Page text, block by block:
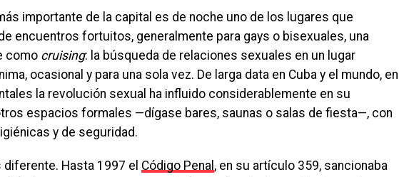
importante de la capital es de noche uno de los lugares que
encuentros fortuitos, generalmente para gays o bisexuales, una
como cruising: la búsqueda de relaciones sexuales en un lugar
ocasional y para una sola vez. De larga data en Cuba y el mundo, en
la revolución sexual ha influido considerablemente en su
espacios formales —dígase bares, saunas o salas de fiesta—, con
y de seguridad.
diferente. Hasta 1997 el Código Penal , en su artículo 359, sancionaba